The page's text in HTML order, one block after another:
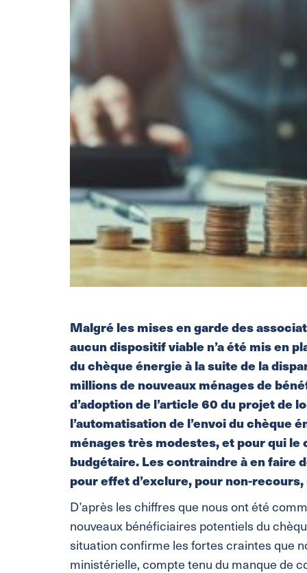
Malgré les mises en garde des
aucun dispositif viable n’a été mis en
du chèque énergie à la suite de la
millions de nouveaux ménages de
d’adoption de l’article 60 du projet de
l’automatisation de l’envoi du chèque
ménages très modestes, et pour qui
budgétaire. Les contraindre à en faire
pour effet d’exclure, pour non-
D’après les chiffres que nous ont été
nouveaux bénéficiaires potentiels du
situation confirme les fortes craintes que
ministérielle, compte tenu du manque de